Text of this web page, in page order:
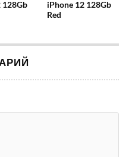
128Gb
iPhone 12 128Gb
Red